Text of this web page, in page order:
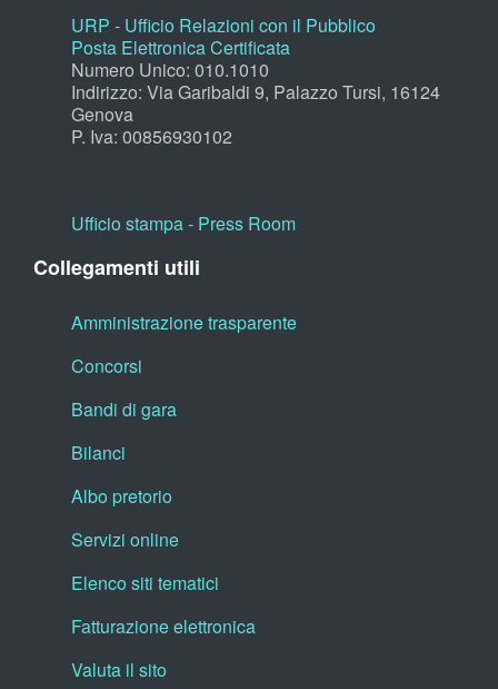
URP - Ufficio Relazioni con il Pubblico
Posta Elettronica Certificata
Numero Unico: 010.1010
Indirizzo: Via Garibaldi 9, Palazzo Tursi, 16124
Genova
P. Iva: 00856930102
Ufficio stampa - Press Room
Collegamenti utili
Amministrazione trasparente
Concorsi
Bandi di gara
Bilanci
Albo pretorio
Servizi online
Elenco siti tematici
Fatturazione elettronica
Valuta il sito